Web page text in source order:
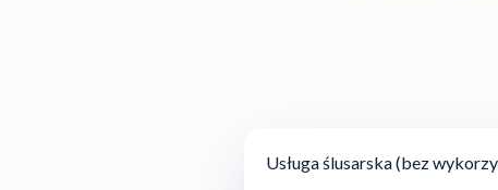
Usługa ślusarska (bez